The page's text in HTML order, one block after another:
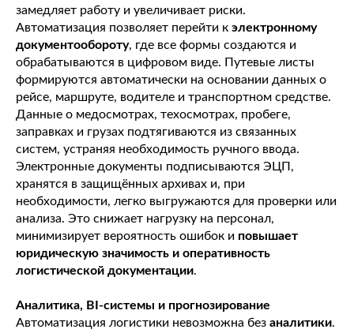
замедляет работу и увеличивает риски.
Автоматизация позволяет перейти к электронному
документообороту, где все формы создаются и
обрабатываются в цифровом виде. Путевые листы
формируются автоматически на основании данных о
рейсе, маршруте, водителе и транспортном средстве.
Данные о медосмотрах, техосмотрах, пробеге,
заправках и грузах подтягиваются из связанных
систем, устраняя необходимость ручного ввода.
Электронные документы подписываются ЭЦП,
хранятся в защищённых архивах и, при
необходимости, легко выгружаются для проверки или
анализа. Это снижает нагрузку на персонал,
минимизирует вероятность ошибок и повышает
юридическую значимость и оперативность
логистической документации.
Аналитика, BI-системы и прогнозирование
Автоматизация логистики невозможна без аналитики.